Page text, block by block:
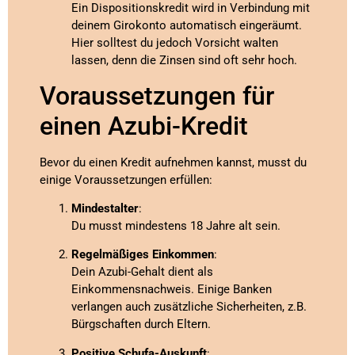
Ein Dispositionskredit wird in Verbindung mit
deinem Girokonto automatisch eingeräumt.
Hier solltest du jedoch Vorsicht walten
lassen, denn die Zinsen sind oft sehr hoch.
Voraussetzungen für
einen Azubi-Kredit
Bevor du einen Kredit aufnehmen kannst, musst du
einige Voraussetzungen erfüllen:
Mindestalter:
Du musst mindestens 18 Jahre alt sein.
Regelmäßiges Einkommen:
Dein Azubi-Gehalt dient als
Einkommensnachweis. Einige Banken
verlangen auch zusätzliche Sicherheiten, z.B.
Bürgschaften durch Eltern.